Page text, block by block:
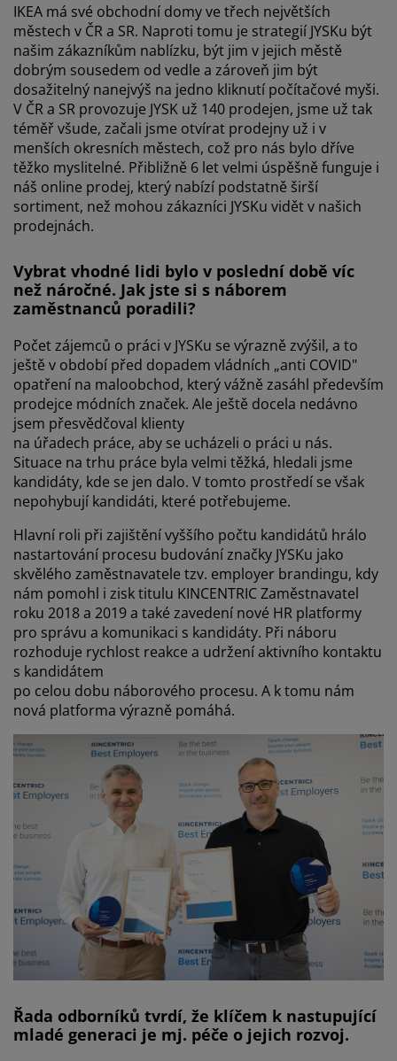
IKEA má své obchodní domy ve třech největších
městech v ČR a SR. Naproti tomu je strategií JYSKu být
našim zákazníkům nablízku, být jim v jejich městě
dobrým sousedem od vedle a zároveň jim být
dosažitelný nanejvýš na jedno kliknutí počítačové myši.
V ČR a SR provozuje JYSK už 140 prodejen, jsme už tak
téměř všude, začali jsme otvírat prodejny už i v
menších okresních městech, což pro nás bylo dříve
těžko myslitelné. Přibližně 6 let velmi úspěšně funguje i
náš online prodej, který nabízí podstatně širší
sortiment, než mohou zákazníci JYSKu vidět v našich
prodejnách.
Vybrat vhodné lidi bylo v poslední době víc
než náročné. Jak jste si s náborem
zaměstnanců poradili?
Počet zájemců o práci v JYSKu se výrazně zvýšil, a to
ještě v období před dopadem vládních „anti COVID"
opatření na maloobchod, který vážně zasáhl především
prodejce módních značek. Ale ještě docela nedávno
jsem přesvědčoval klienty
na úřadech práce, aby se ucházeli o práci u nás.
Situace na trhu práce byla velmi těžká, hledali jsme
kandidáty, kde se jen dalo. V tomto prostředí se však
nepohybují kandidáti, které potřebujeme.
Hlavní roli při zajištění vyššího počtu kandidátů hrálo
nastartování procesu budování značky JYSKu jako
skvělého zaměstnavatele tzv. employer brandingu, kdy
nám pomohl i zisk titulu KINCENTRIC Zaměstnavatel
roku 2018 a 2019 a také zavedení nové HR platformy
pro správu a komunikaci s kandidáty. Při náboru
rozhoduje rychlost reakce a udržení aktivního kontaktu
s kandidátem
po celou dobu náborového procesu. A k tomu nám
nová platforma výrazně pomáhá.
Řada odborníků tvrdí, že klíčem k nastupující
mladé generaci je mj. péče o jejich rozvoj.